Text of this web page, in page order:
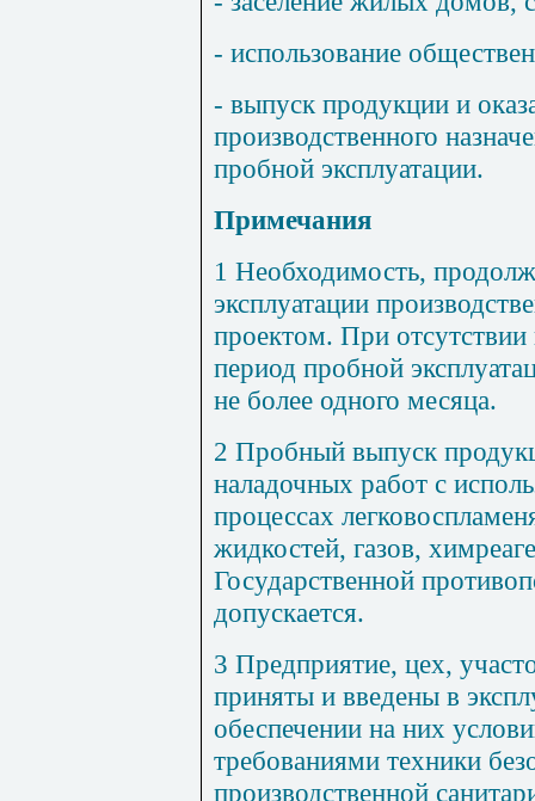
- использование
- выпуск продукции и
производственного
пробной эксплуатации.
Примечания
1 Необходимость,
эксплуатации
проектом. При отсутствии
период пробной
не более одного месяца.
2 Пробный выпуск
наладочных работ с
процессах
жидкостей, газов,
Государственной
допускается.
3 Предприятие, цех,
приняты и введены в
обеспечении на них
требованиями техники
производственной